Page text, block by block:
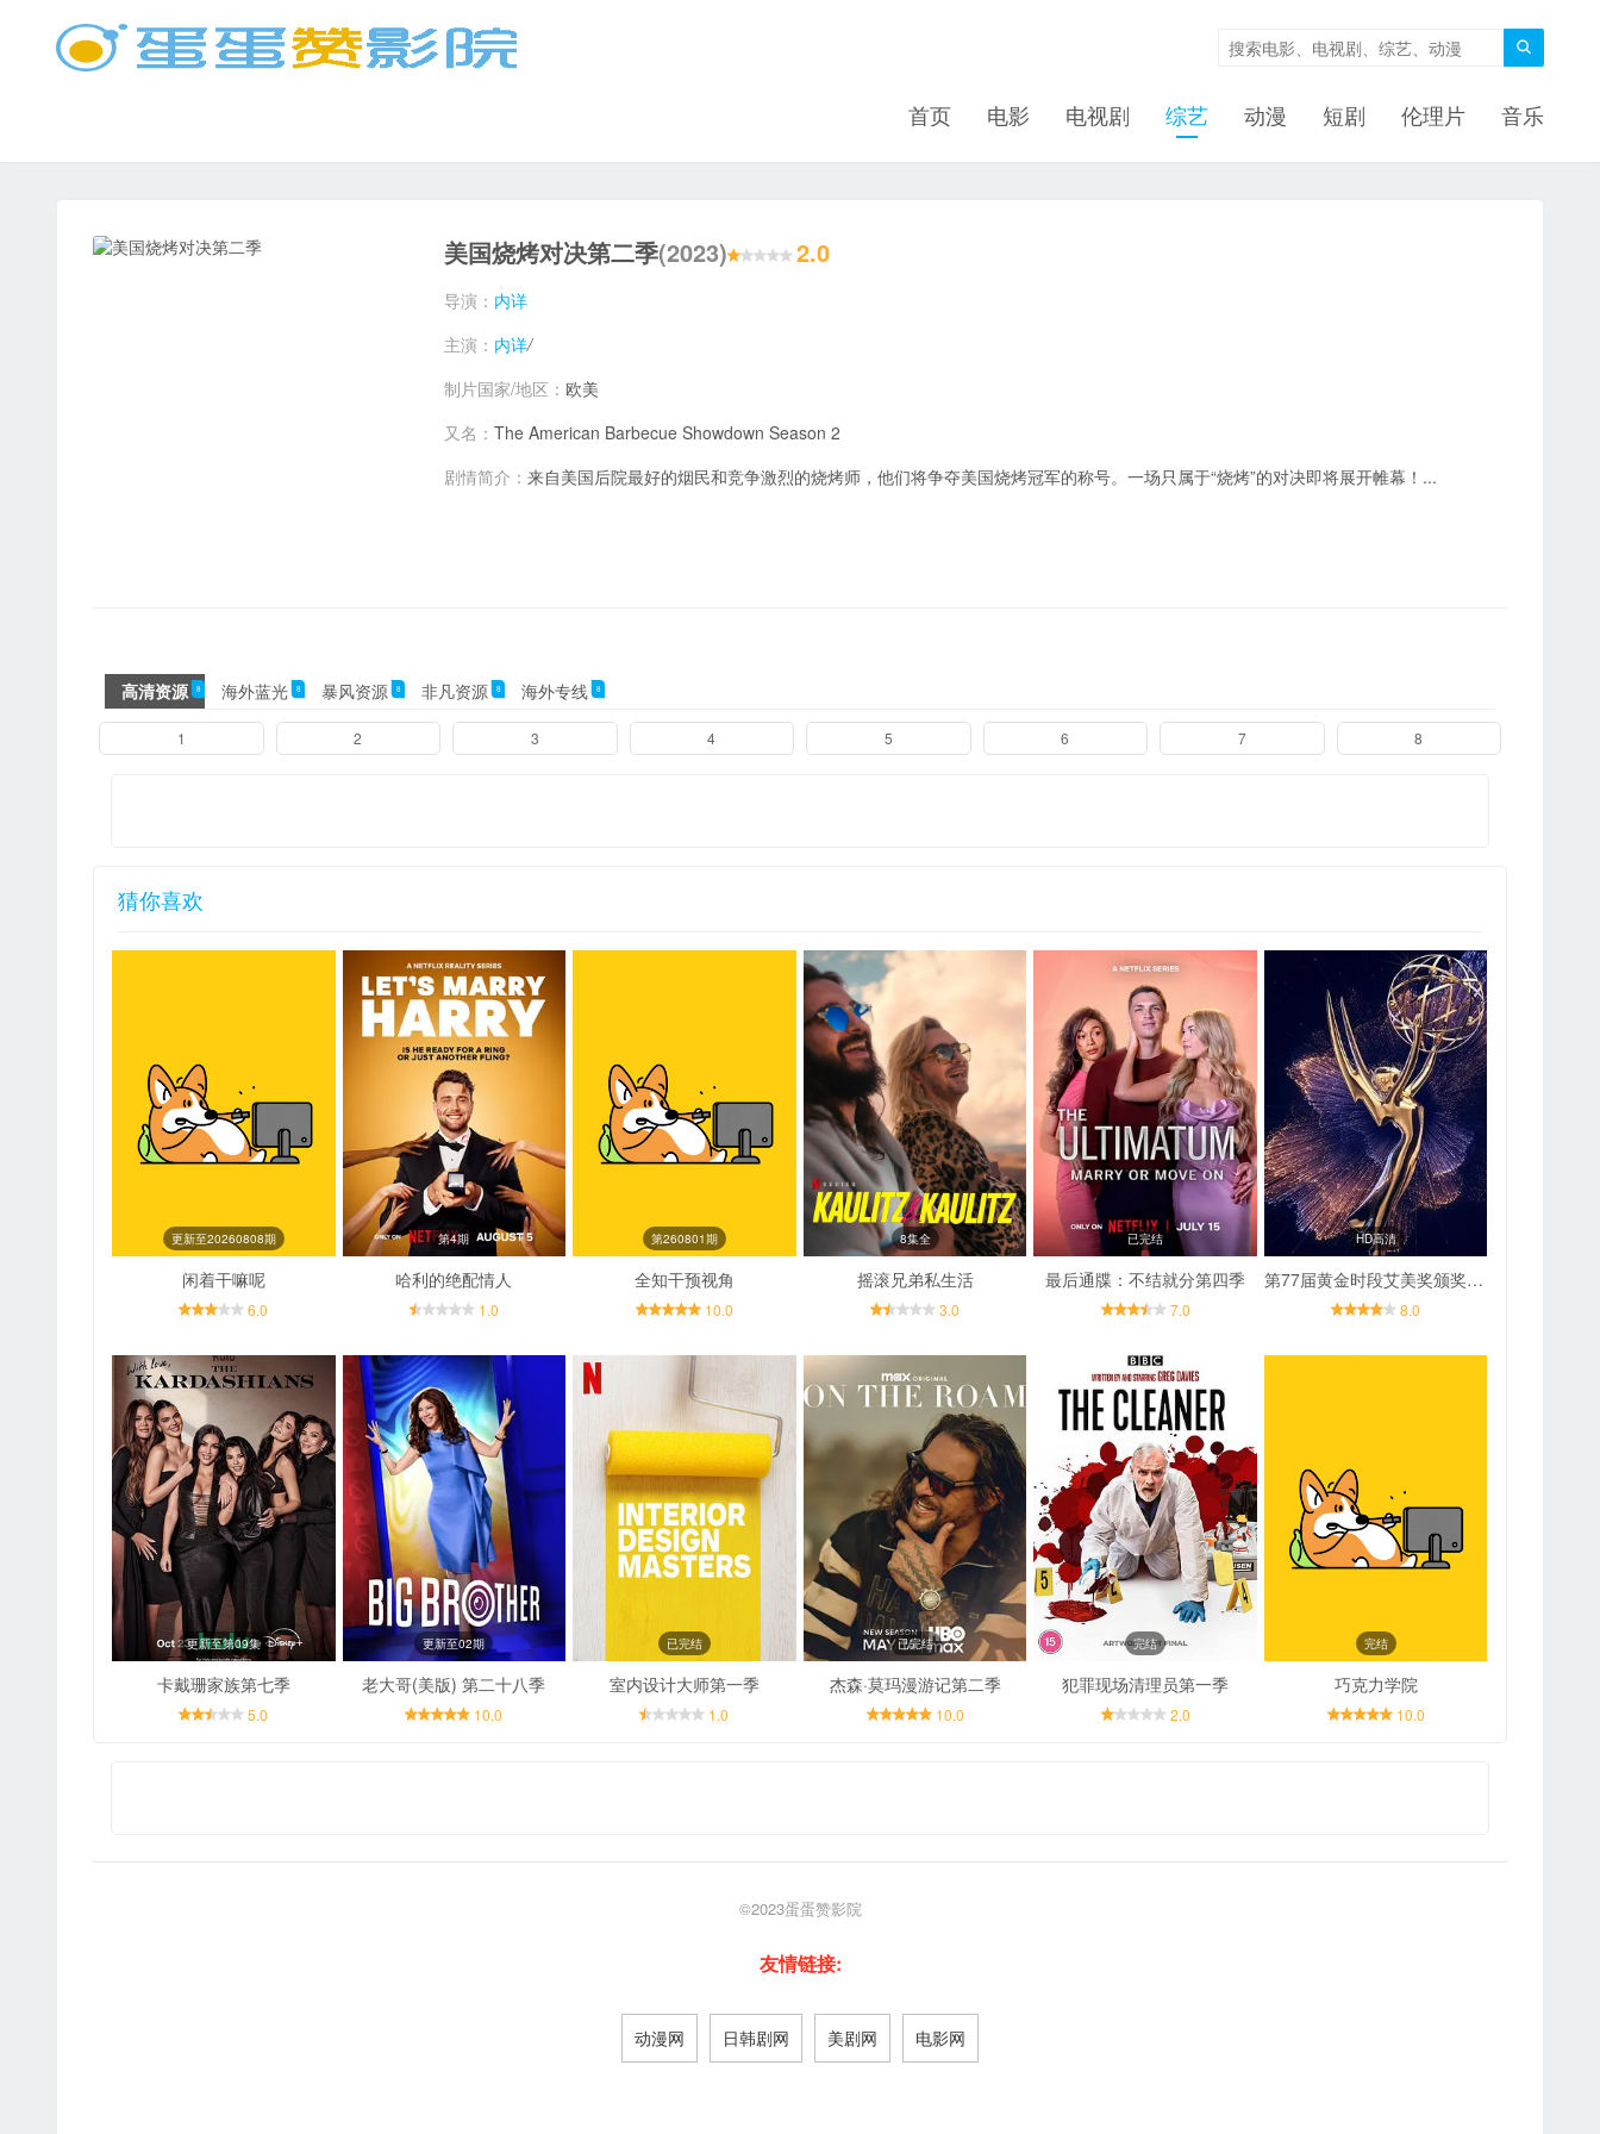

首页 电影 电视剧 综艺 动漫 短剧 伦理片 音乐
美国烧烤对决第二季(2023) 2.0
导演： 内详
主演： 内详/
制片国家/地区： 欧美
又名： The American Barbecue Showdown Season 2
剧情简介： 来自美国后院最好的烟民和竞争激烈的烧烤师，他们将争夺美国烧烤冠军的称号。一场只属于“烧烤”的对决即将展开帷幕！...
高清资源 8 海外蓝光 8 暴风资源 8 非凡资源 8 海外专线 8
1 2 3 4 5 6 7 8
猜你喜欢
更新至20260808期
闲着干嘛呢
6.0
第4期
哈利的绝配情人
1.0
第260801期
全知干预视角
10.0
8集全
摇滚兄弟私生活
3.0
已完结
最后通牒：不结就分第四季
7.0
HD高清
第77届黄金时段艾美奖颁奖典礼
8.0
更新至第09集
卡戴珊家族第七季
5.0
更新至02期
老大哥(美版) 第二十八季
10.0
已完结
室内设计大师第一季
1.0
已完结
杰森·莫玛漫游记第二季
10.0
完结
犯罪现场清理员第一季
2.0
完结
巧克力学院
10.0
©2023蛋蛋赞影院
友情链接:
动漫网 日韩剧网 美剧网 电影网